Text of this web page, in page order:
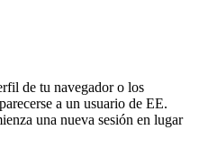
de tu navegador o los
a un usuario de EE.
una nueva sesión en lugar